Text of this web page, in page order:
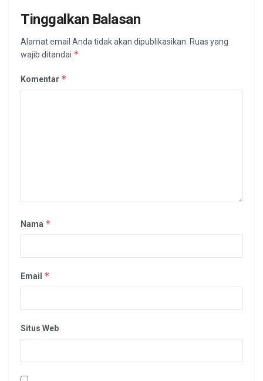
Tinggalkan Balasan
Alamat email Anda tidak akan dipublikasikan. Ruas yang
wajib ditandai *
Komentar *
Nama *
Email *
Situs Web